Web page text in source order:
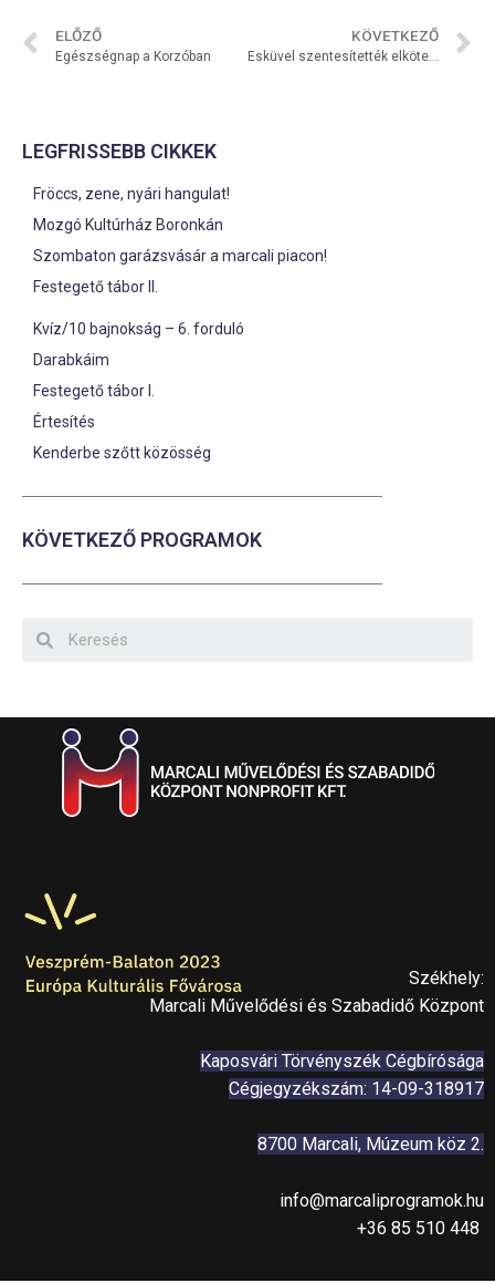
ELŐZŐ
Egészségnap a Korzóban
KÖVETKEZŐ
Esküvel szentesítették elkötelezettségüket
LEGFRISSEBB CIKKEK
Fröccs, zene, nyári hangulat!
Mozgó Kultúrház Boronkán
Szombaton garázsvásár a marcali piacon!
Festegető tábor II.
Kvíz/10 bajnokság – 6. forduló
Darabkáim
Festegető tábor I.
Értesítés
Kenderbe szőtt közösség
KÖVETKEZŐ PROGRAMOK
Székhely:
Marcali Művelődési és Szabadidő Központ
Kaposvári Törvényszék Cégbírósága
Cégjegyzékszám: 14-09-318917
8700 Marcali, Múzeum köz 2.
info@marcaliprogramok.hu
+36 85 510 448